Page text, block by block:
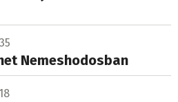
Nemeshodosban